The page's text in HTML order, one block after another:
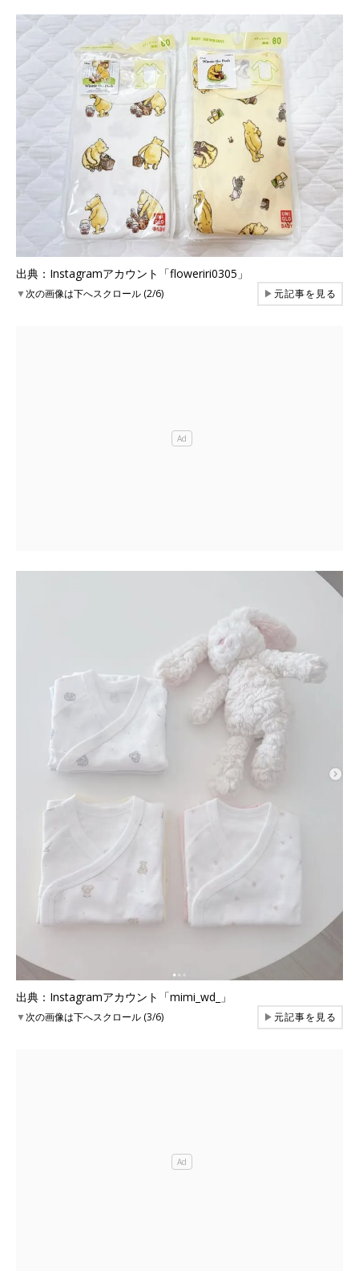
出典：Instagramアカウント「floweriri0305」
▼次の画像は下へスクロール (2/6) ▶元記事を見る
出典：Instagramアカウント「mimi_wd_」
▼次の画像は下へスクロール (3/6) ▶元記事を見る